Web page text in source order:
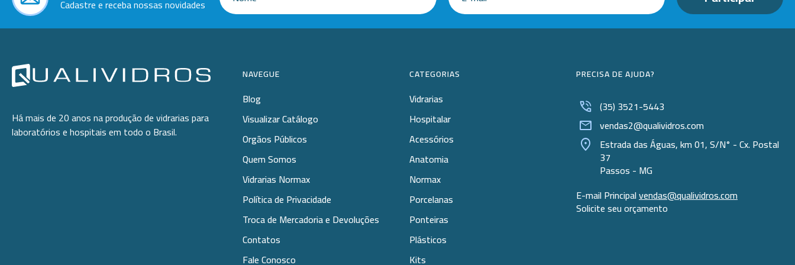
Cadastre e receba nossas novidades
Há mais de 20 anos na produção de vidrarias para
laboratórios e hospitais em todo o Brasil.
NAVEGUE
Blog
Visualizar Catálogo
Orgãos Públicos
Quem Somos
Vidrarias Normax
Política de Privacidade
Troca de Mercadoria e Devoluções
Contatos
Fale Conosco
CATEGORIAS
Vidrarias
Hospitalar
Acessórios
Anatomia
Normax
Porcelanas
Ponteiras
Plásticos
Kits
PRECISA DE AJUDA?
(35) 3521-5443
vendas2@qualividros.com
Estrada das Águas, km 01, S/N° - Cx. Postal
37
Passos - MG
E-mail Principalvendas@qualividros.com
Solicite seu orçamento